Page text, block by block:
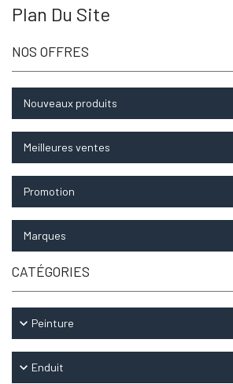
Plan Du Site
NOS OFFRES
Nouveaux produits
Meilleures ventes
Promotion
Marques
CATÉGORIES
keyboard_arrow_down Peinture
keyboard_arrow_down Enduit